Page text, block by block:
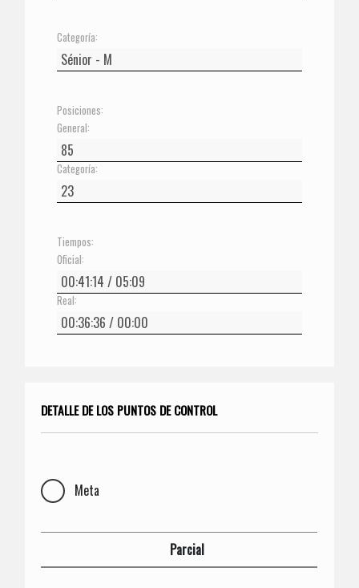
Categoría:
Posiciones:
General:
Categoría:
Tiempos:
Oficial:
Real:
DETALLE DE LOS PUNTOS DE CONTROL
Meta
Parcial